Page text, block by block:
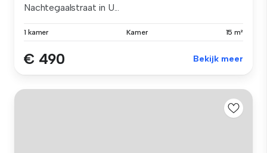
Nachtegaalstraat in U...
1 kamer Kamer 15 m²
€ 490 Bekijk meer